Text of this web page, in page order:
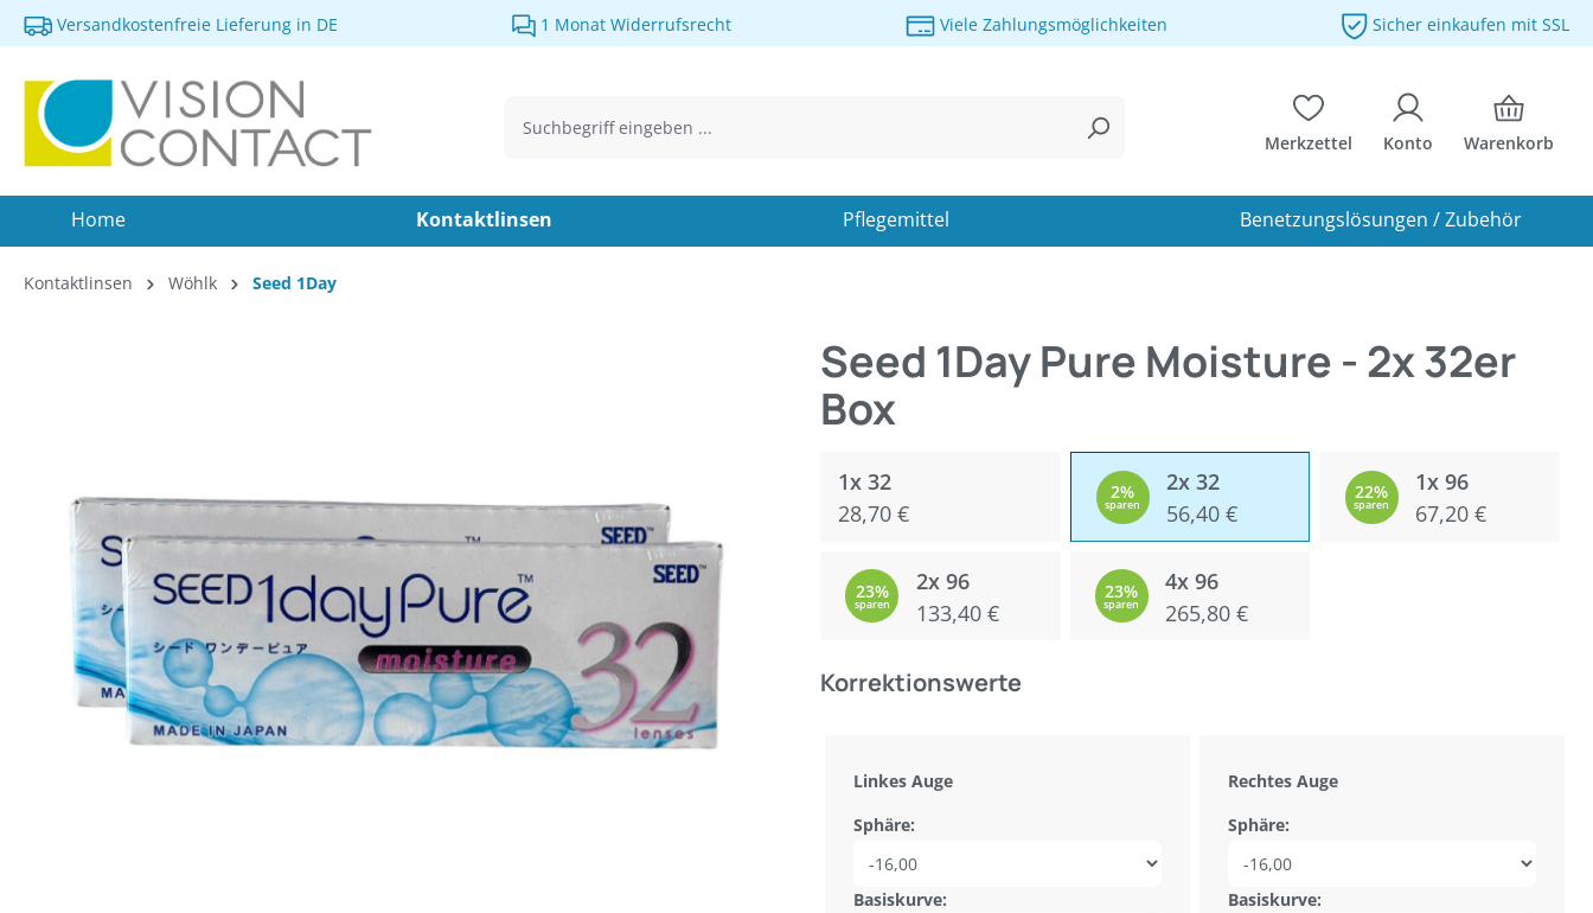
Zur Hauptnavigation springen
Versandkostenfreie Lieferung in DE 1 Monat Widerrufsrecht Viele Zahlungsmöglichkeiten Sicher einkaufen mit SSL
Merkzettel Konto Warenkorb
Home Kontaktlinsen Pflegemittel Benetzungslösungen / Zubehör
Kontaktlinsen Wöhlk Seed 1Day
Seed 1Day Pure Moisture - 2x 32er
Box
1x 32
28,70 €
2%
sparen
2x 32
56,40 €
22%
sparen
1x 96
67,20 €
23%
sparen
2x 96
133,40 €
23%
sparen
4x 96
265,80 €
Korrektionswerte
Linkes Auge
Sphäre:
Basiskurve:
Rechtes Auge
Sphäre:
Basiskurve: